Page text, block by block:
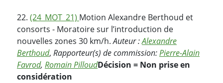
22. (24_MOT_21) Motion Alexandre Berthoud et
consorts - Moratoire sur l’introduction de
nouvelles zones 30 km/h.Auteur :Alexandre
Berthoud, Rapporteur(s) de commission:Pierre-Alain
Favrod, Romain PilloudDécision = Non prise en
considération